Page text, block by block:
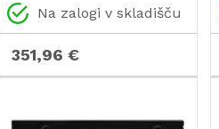
trdi diskNa zalogi v skladišču
351,96 €